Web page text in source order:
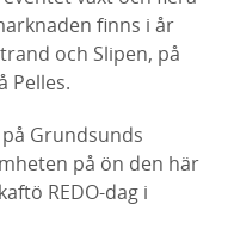
finns i år
och Slipen, på
Pelles.
Grundsunds
på ön den här
REDO-dag i